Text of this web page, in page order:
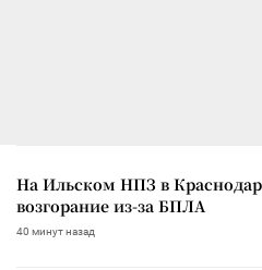
На Ильском НПЗ в
возгорание из-за БПЛА
40 минут назад